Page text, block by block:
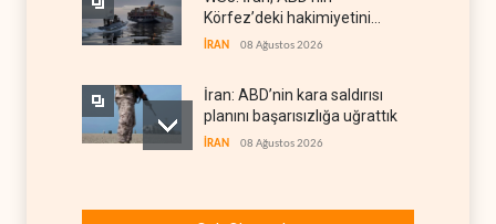
Körfez’deki hakimiyetini
sona erdiriyor
İRAN 08 Ağustos 2026
İran: ABD’nin kara saldırısı
planını başarısızlığa uğrattık
İRAN 08 Ağustos 2026
‘silahsızlandırılmasını’ kim